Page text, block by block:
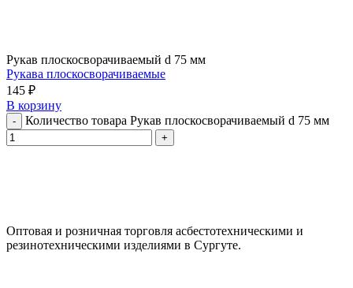
Рукав плоскосворачиваемый d 75 мм
Рукава плоскосворачиваемые
145 ₽
В корзину
Количество товара Рукав плоскосворачиваемый d 75 мм
Оптовая и розничная торговля асбестотехническими и
резинотехническими изделиями в Сургуте.